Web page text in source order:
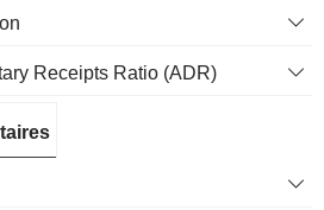
Receipts Ratio (ADR)